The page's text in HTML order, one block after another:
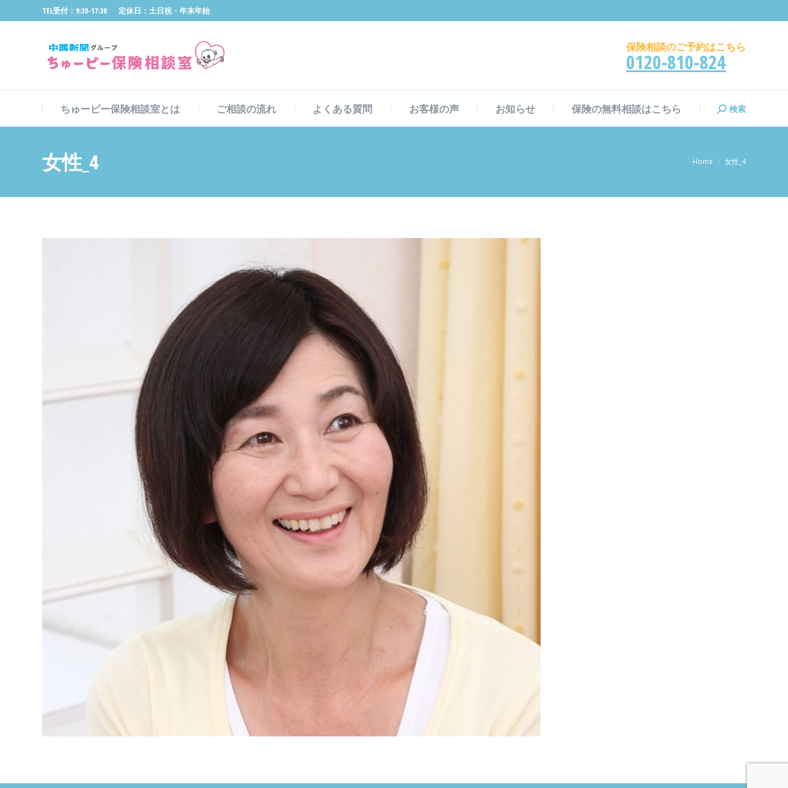
TEL受付：9:30-17:30 定休日：土日祝・年末年始
保険相談のご予約はこちら
0120-810-824
ちゅーピー保険相談室とは ご相談の流れ よくある質問 お客様の声 お知らせ 保険の無料相談はこちら
検 検索
女性_4 現在地:
Home 女性_4
ちゅーピー保険相談室とは ご相談の流れ よくある質問 お客様の声 お知らせ 保険の無料相談はこちら
検